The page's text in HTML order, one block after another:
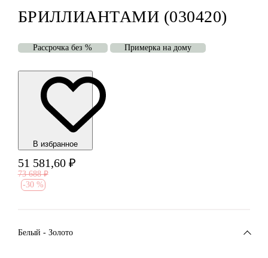
БРИЛЛИАНТАМИ (030420)
Рассрочка без % Примерка на дому
В избранноe
51 581,60 ₽
73 688 ₽
-30 %
Белый - Золото